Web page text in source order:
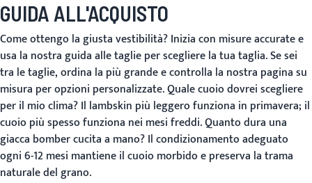
GUIDA ALL'ACQUISTO
Come ottengo la giusta vestibilità?Inizia con misure accurate e
usa la nostraguida alle taglieper scegliere la tua taglia. Se sei
tra le taglie, ordina la più grande e controlla la nostra pagina su
misura per opzioni personalizzate.Quale cuoio dovrei scegliere
per il mio clima?Il lambskin più leggero funziona in primavera; il
cuoio più spesso funziona nei mesi freddi.Quanto dura una
giacca bomber cucita a mano?Il condizionamento adeguato
ogni 6-12 mesi mantiene il cuoio morbido e preserva la trama
naturale del grano.